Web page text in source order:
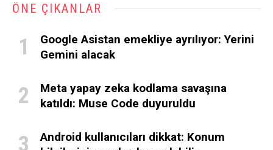
ÖNE ÇIKANLAR
Google Asistan emekliye ayrılıyor: Yerini
Gemini alacak
Meta yapay zeka kodlama savaşına
katıldı: Muse Code duyuruldu
Android kullanıcıları dikkat: Konum